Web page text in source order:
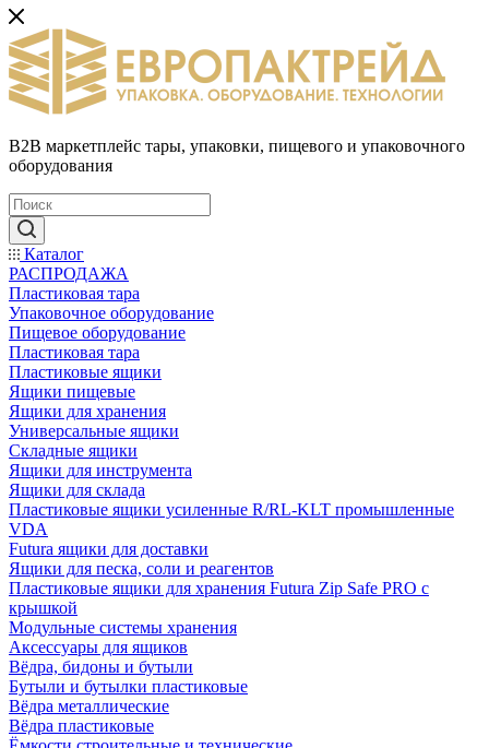
B2B маркетплейс тары, упаковки, пищевого и упаковочного
оборудования
Каталог
РАСПРОДАЖА
Пластиковая тара
Упаковочное оборудование
Пищевое оборудование
Пластиковая тара
Пластиковые ящики
Ящики пищевые
Ящики для хранения
Универсальные ящики
Складные ящики
Ящики для инструмента
Ящики для склада
Пластиковые ящики усиленные R/RL-KLT промышленные
VDA
Futura ящики для доставки
Ящики для песка, соли и реагентов
Пластиковые ящики для хранения Futura Zip Safe PRO с
крышкой
Модульные системы хранения
Аксессуары для ящиков
Вёдра, бидоны и бутыли
Бутыли и бутылки пластиковые
Вёдра металлические
Вёдра пластиковые